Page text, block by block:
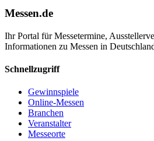
Messen.de
Ihr Portal für Messetermine,
Informationen zu Messen in
Schnellzugriff
Gewinnspiele
Online-Messen
Branchen
Veranstalter
Messeorte